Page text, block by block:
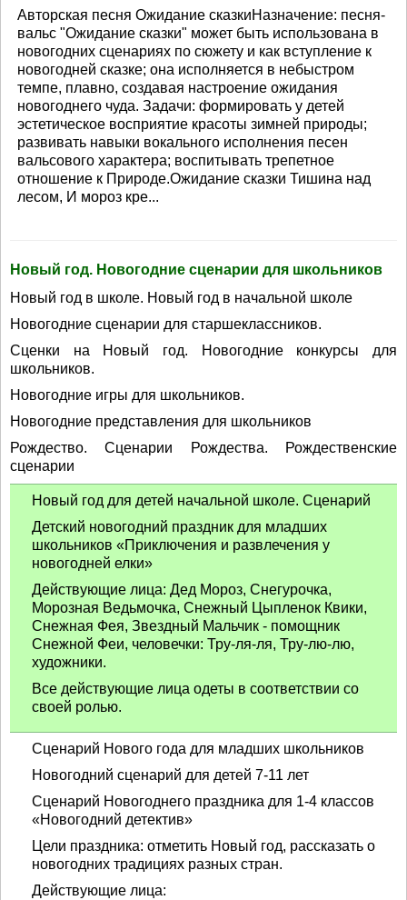
Авторская песня Ожидание сказкиНазначение: песня-
вальс "Ожидание сказки" может быть использована в
новогодних сценариях по сюжету и как вступление к
новогодней сказке; она исполняется в небыстром
темпе, плавно, создавая настроение ожидания
новогоднего чуда. Задачи: формировать у детей
эстетическое восприятие красоты зимней природы;
развивать навыки вокального исполнения песен
вальсового характера; воспитывать трепетное
отношение к Природе.Ожидание сказки Тишина над
лесом, И мороз кре...
Новый год. Новогодние сценарии для школьников
Новый год в школе. Новый год в начальной школе
Новогодние сценарии для старшеклассников.
Сценки на Новый год. Новогодние конкурсы для
школьников.
Новогодние игры для школьников.
Новогодние представления для школьников
Рождество. Сценарии Рождества. Рождественские
сценарии
Новый год для детей начальной школе. Сценарий
Детский новогодний праздник для младших
школьников «Приключения и развлечения у
новогодней елки»
Действующие лица: Дед Мороз, Снегурочка,
Морозная Ведьмочка, Снежный Цыпленок Квики,
Снежная Фея, Звездный Мальчик - помощник
Снежной Феи, человечки: Тру-ля-ля, Тру-лю-лю,
художники.
Все действующие лица одеты в соответствии со
своей ролью.
Сценарий Нового года для младших школьников
Новогодний сценарий для детей 7-11 лет
Сценарий Новогоднего праздника для 1-4 классов
«Новогодний детектив»
Цели праздника: отметить Новый год, рассказать о
новогодних традициях разных стран.
Действующие лица: